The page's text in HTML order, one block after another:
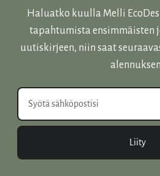
Haluatko kuulla Melli
tapahtumista ensimmäisten
uutiskirjeen, niin saat
Liity